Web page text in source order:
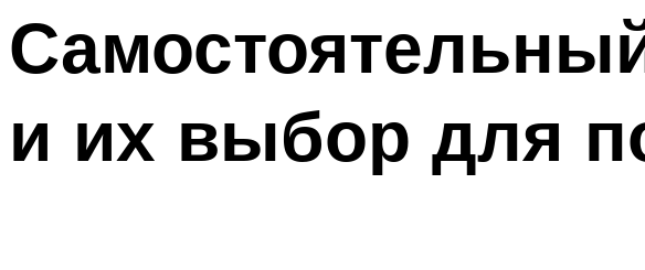
и их выбор для